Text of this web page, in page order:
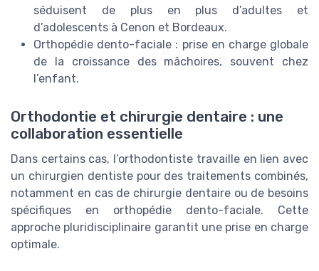
séduisent de plus en plus d’adultes et
d’adolescents à Cenon et Bordeaux.
Orthopédie dento-faciale : prise en charge globale
de la croissance des mâchoires, souvent chez
l’enfant.
Orthodontie et chirurgie dentaire : une
collaboration essentielle
Dans certains cas, l’orthodontiste travaille en lien avec
un chirurgien dentiste pour des traitements combinés,
notamment en cas de chirurgie dentaire ou de besoins
spécifiques en orthopédie dento-faciale. Cette
approche pluridisciplinaire garantit une prise en charge
optimale.